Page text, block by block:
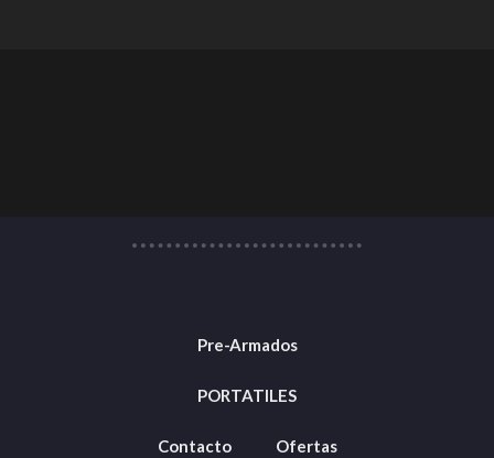
Pre-Armados
PORTATILES
Contacto Ofertas